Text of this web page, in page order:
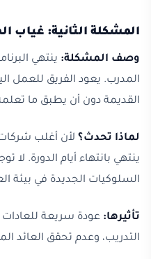
المشكلة الثانية: غياب
وصف المشكلة: ينتهي
المدرب. يعود الفريق للعمل
القديمة دون أن يطبق ما
لماذا تحدث؟ لأن أغلب شركات
ينتهي بانتهاء أيام الدورة. لا
السلوكيات الجديدة في بيئة
تأثيرها: عودة سريعة للعادات
التدريب، وعدم تحقق العائد